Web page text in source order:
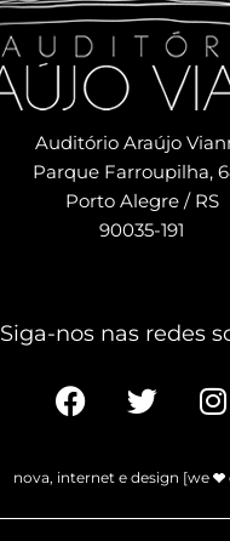
Auditório Araújo
Parque Farroupilha,
Porto Alegre / RS
90035-191
Siga-nos nas redes
nova, internet e design [we